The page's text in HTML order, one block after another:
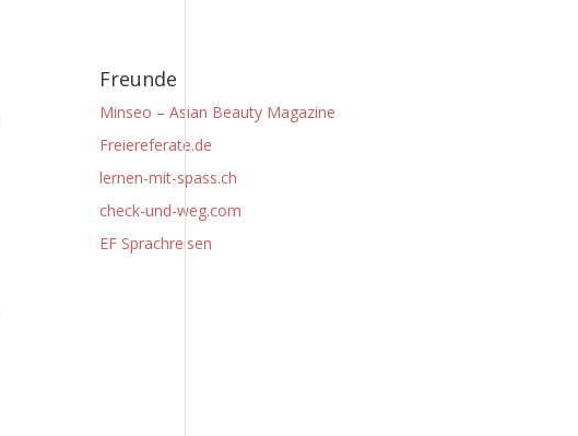
Freunde
Minseo – Asian Beauty Magazine
Freiereferate.de
lernen-mit-spass.ch
check-und-weg.com
EF Sprachreisen